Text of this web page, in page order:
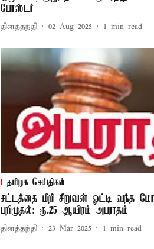
போஸ்டர்
தினத்தந்தி 02 Aug 2025 1 min read
தமிழக செய்திகள்
சட்டத்தை மீறி சிறுவன் ஓட்டி வந்த
பறிமுதல்: ரூ.25 ஆயிரம் அபராதம்
தினத்தந்தி 23 Mar 2025 1 min read